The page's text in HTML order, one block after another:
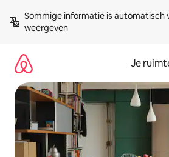
direct
naar
Sommige informatie is automatisch
weergeven
Je